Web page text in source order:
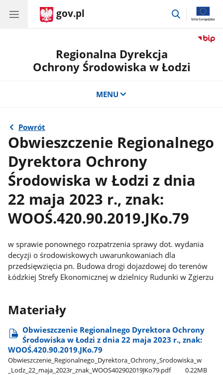
gov.pl
przejdź
Regionalna Dyrekcja
Ochrony Środowiska w Łodzi
MENU
Powrót
Obwieszczenie Regionalnego
Dyrektora Ochrony
Środowiska w Łodzi z dnia
22 maja 2023 r., znak:
WOOŚ.420.90.2019.JKo.79
w sprawie ponownego rozpatrzenia sprawy dot. wydania
decyzji o środowiskowych uwarunkowaniach dla
przedsięwzięcia pn. Budowa drogi dojazdowej do terenów
Łódzkiej Strefy Ekonomicznej w dzielnicy Rudunki w Zgierzu
Materiały
Obwieszczenie Regionalnego Dyrektora Ochrony
Środowiska w Łodzi z dnia 22 maja 2023 r., znak:
WOOŚ.420.90.2019.JKo.79
Obwieszczenie​_Regionalnego​_Dyrektora​_Ochrony​_Srodowiska​_w​
_Lodz​_22​_maja​_2023r​_znak​_WOOS402902019JKo79.pdf
0.22MB